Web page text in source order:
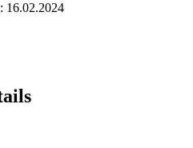
16.02.2024